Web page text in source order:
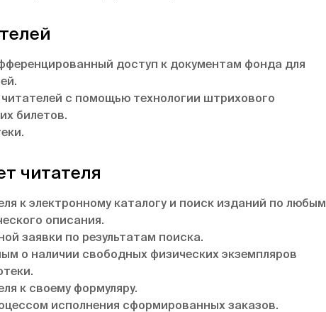
доступ к документам фонда для
с помощью технологии штрихового
билетов.
читателя
к электронному каталогу и поиск изданий по любым
описания.
заявки по результатам поиска.
о наличии свободных физических экземпляров
к своему формуляру.
исполнения сформированных заказов.